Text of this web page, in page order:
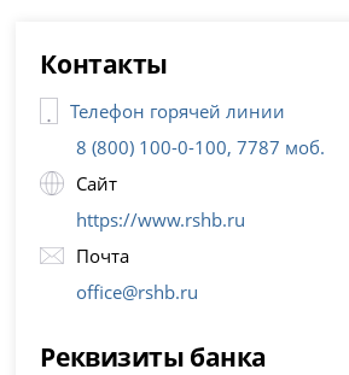
Контакты
Телефон горячей линии
8 (800) 100-0-100, 7787 моб.
Сайт
https://www.rshb.ru
Почта
office@rshb.ru
Реквизиты банка